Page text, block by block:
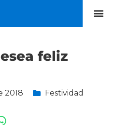
feliz
2018 Festividad